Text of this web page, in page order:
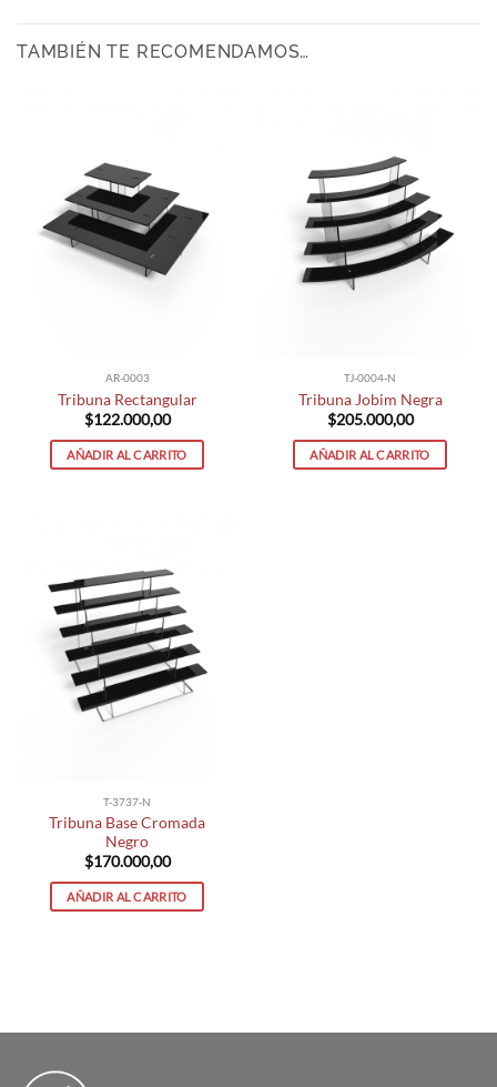
TAMBIÉN TE RECOMENDAMOS…
AR-0003
Tribuna Rectangular
$122.000,00
AÑADIR AL CARRITO
TJ-0004-N
Tribuna Jobim Negra
$205.000,00
AÑADIR AL CARRITO
T-3737-N
Tribuna Base Cromada
Negro
$170.000,00
AÑADIR AL CARRITO